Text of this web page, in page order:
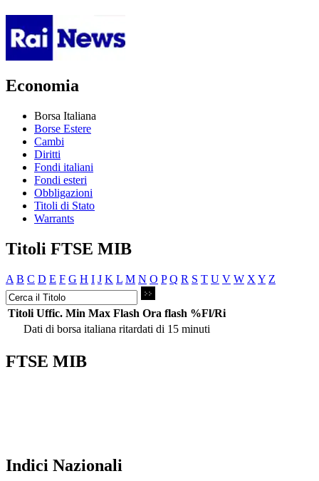
Economia
Borsa Italiana
Borse Estere
Cambi
Diritti
Fondi italiani
Fondi esteri
Obbligazioni
Titoli di Stato
Warrants
Titoli FTSE MIB
A B C D E F G H I J K L M N O P Q R S T U V W X Y Z
Titoli Uffic. Min Max Flash Ora flash %Fl/Ri
Dati di borsa italiana ritardati di 15 minuti
FTSE MIB
Indici Nazionali